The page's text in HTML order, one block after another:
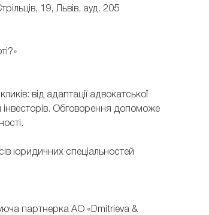
19, Львів, ауд. 205
від адаптації адвокатської
інвесторів. Обговорення допоможе
юридичних спеціальностей
партнерка АО «Dmitrieva &